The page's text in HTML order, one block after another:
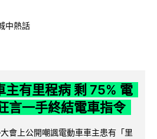
中熱話
主有里程病 剩 75% 電
言一手終結電車指令
會上公開嘲諷電動車車主患有「里